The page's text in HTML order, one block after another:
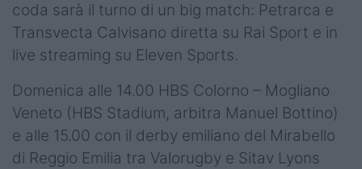
coda sarà il turno di un big match: Petrarca e
Transvecta Calvisano diretta su Rai Sport e in
live streaming su Eleven Sports.
Domenica alle 14.00 HBS Colorno – Mogliano
Veneto (HBS Stadium, arbitra Manuel Bottino)
e alle 15.00 con il derby emiliano del Mirabello
di Reggio Emilia tra Valorugby e Sitav Lyons